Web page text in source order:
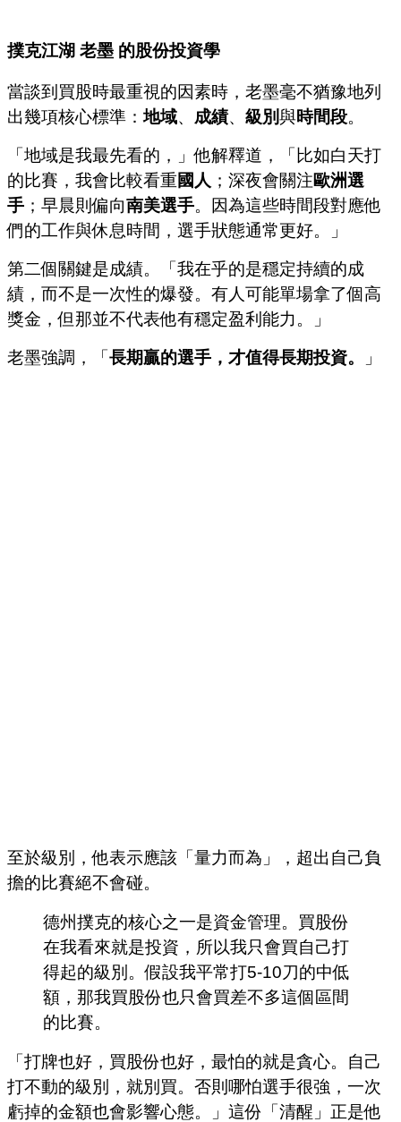
撲克江湖 老墨 的股份投資學
當談到買股時最重視的因素時，老墨毫不猶豫地列
出幾項核心標準：地域、 成績、 級別與時間段。
「地域是我最先看的，」他解釋道，「比如白天打
的比賽，我會比較看重國人 ；深夜會關注歐洲選
手 ；早晨則偏向南美選手。因為這些時間段對應他
們的工作與休息時間，選手狀態通常更好。」
第二個關鍵是成績。「我在乎的是穩定持續的成
績，而不是一次性的爆發。有人可能單場拿了個高
獎金，但那並不代表他有穩定盈利能力。」
老墨強調，「長期贏的選手，才值得長期投資。 」
至於級別，他表示應該「量力而為」，超出自己負
擔的比賽絕不會碰。
德州撲克的核心之一是資金管理。買股份
在我看來就是投資，所以我只會買自己打
得起的級別。假設我平常打5-10刀的中低
額，那我買股份也只會買差不多這個區間
的比賽。
「打牌也好，買股份也好，最怕的就是貪心。自己
打不動的級別，就別買。否則哪怕選手很強，一次
虧掉的金額也會影響心態。」這份「清醒」正是他